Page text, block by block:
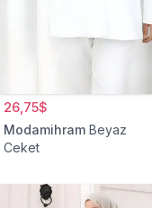
26,75$
Modamihram Beyaz
Ceket